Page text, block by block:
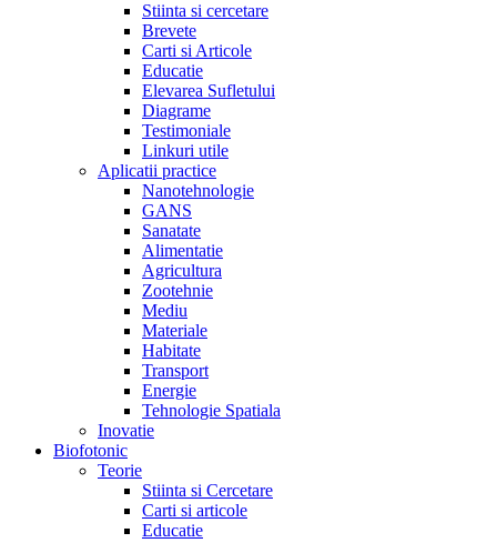
Stiinta si cercetare
Brevete
Carti si Articole
Educatie
Elevarea Sufletului
Diagrame
Testimoniale
Linkuri utile
Aplicatii practice
Nanotehnologie
GANS
Sanatate
Alimentatie
Agricultura
Zootehnie
Mediu
Materiale
Habitate
Transport
Energie
Tehnologie Spatiala
Inovatie
Biofotonic
Teorie
Stiinta si Cercetare
Carti si articole
Educatie